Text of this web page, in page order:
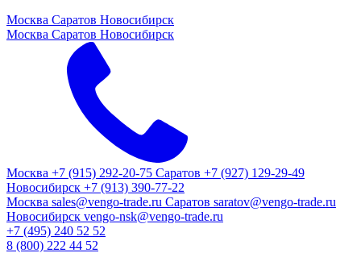
Москва Саратов Новосибирск
Москва Саратов Новосибирск
Москва +7 (915) 292-20-75 Саратов +7 (927) 129-29-49
Новосибирск +7 (913) 390-77-22
Москва sales@vengo-trade.ru Саратов saratov@vengo-trade.ru
Новосибирск vengo-nsk@vengo-trade.ru
+7 (495) 240 52 52
8 (800) 222 44 52